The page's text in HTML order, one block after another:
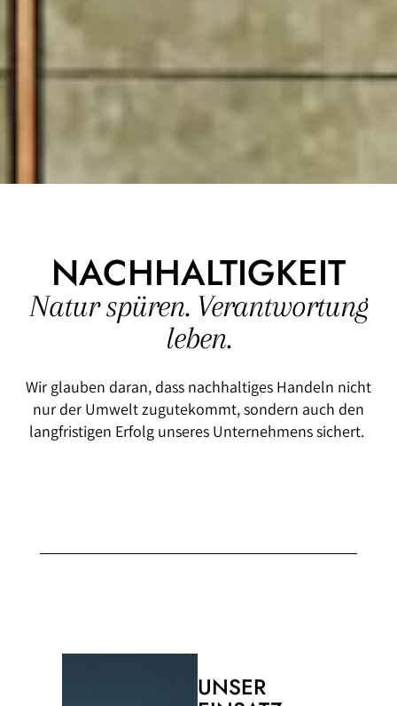
NACHHALTIGKEIT
Natur spüren. Verantwortung
leben.
Wir glauben daran, dass nachhaltiges Handeln nicht
nur der Umwelt zugutekommt, sondern auch den
langfristigen Erfolg unseres Unternehmens sichert.
UNSER